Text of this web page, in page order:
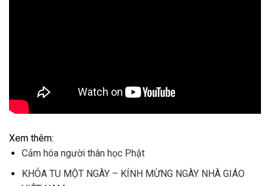
Xem thêm:
Cảm hóa người thân học Phật
KHÓA TU MỘT NGÀY – KÍNH MỪNG NGÀY NHÀ GIÁO